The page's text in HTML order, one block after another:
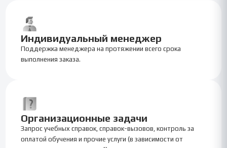
Индивидуальный менеджер
Поддержка менеджера на протяжении всего срока
выполнения заказа.
Организационные задачи
Запрос учебных справок, справок-вызовов, контроль за
оплатой обучения и прочие услуги (в зависимости от